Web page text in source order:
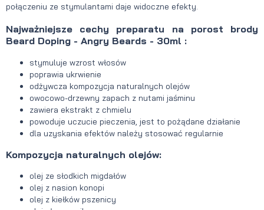
połączeniu ze stymulantami daje widoczne efekty.
Najważniejsze cechy preparatu na porost brody
Beard Doping - Angry Beards - 30ml :
stymuluje wzrost włosów
poprawia ukrwienie
odżywcza kompozycja naturalnych olejów
owocowo-drzewny zapach z nutami jaśminu
zawiera ekstrakt z chmielu
powoduje uczucie pieczenia, jest to pożądane działanie
dla uzyskania efektów należy stosować regularnie
Kompozycja naturalnych olejów:
olej ze słodkich migdałów
olej z nasion konopi
olej z kiełków pszenicy